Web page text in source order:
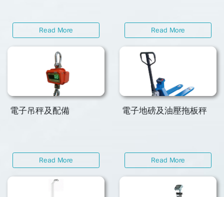
Read More Read More
電子吊秤及配備
Read More
電子地磅及油壓拖板秤
Read More